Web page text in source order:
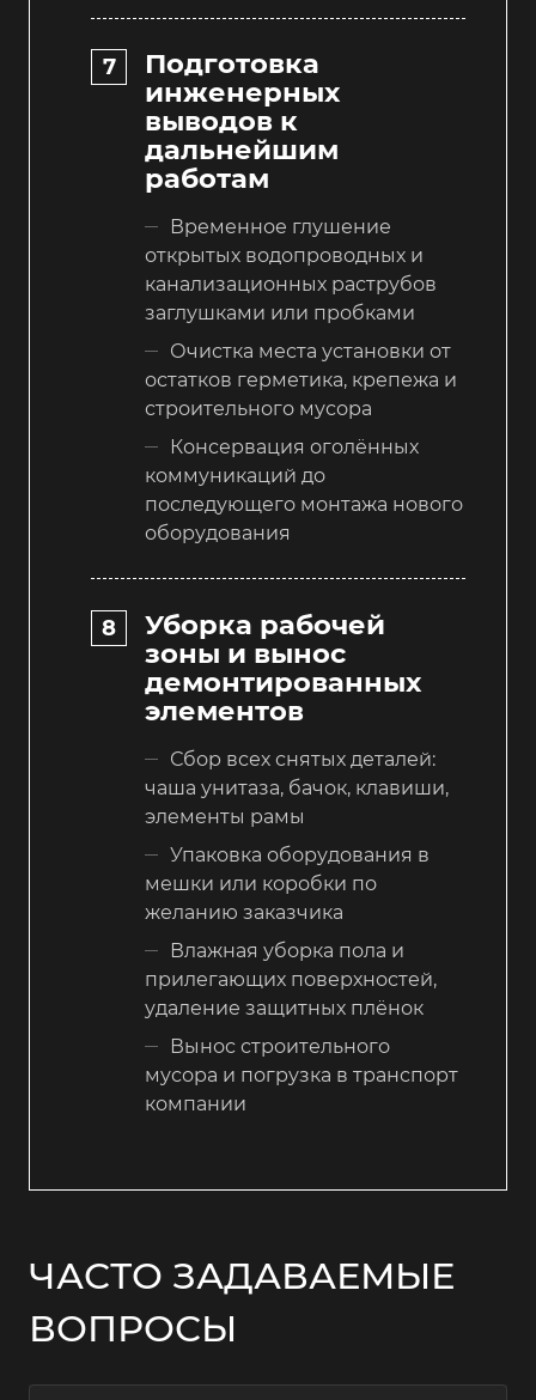
Подготовка
инженерных
выводов к
дальнейшим
работам
Временное глушение
открытых водопроводных и
канализационных раструбов
заглушками или пробками
Очистка места установки от
остатков герметика, крепежа и
строительного мусора
Консервация оголённых
коммуникаций до
последующего монтажа нового
оборудования
Уборка рабочей
зоны и вынос
демонтированных
элементов
Сбор всех снятых деталей:
чаша унитаза, бачок, клавиши,
элементы рамы
Упаковка оборудования в
мешки или коробки по
желанию заказчика
Влажная уборка пола и
прилегающих поверхностей,
удаление защитных плёнок
Вынос строительного
мусора и погрузка в транспорт
компании
ЧАСТО ЗАДАВАЕМЫЕ
ВОПРОСЫ